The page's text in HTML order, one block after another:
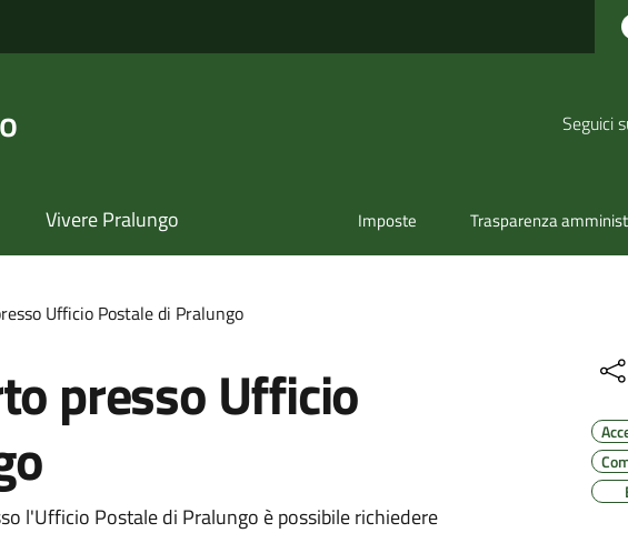
Seguici
Vivere Pralungo Imposte Trasparenza
Ufficio Postale di Pralungo
presso Ufficio
l'Ufficio Postale di Pralungo è possibile richiedere